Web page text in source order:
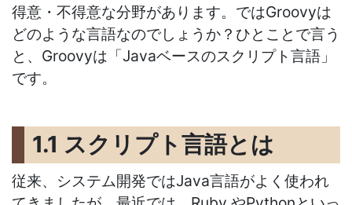
得意・不得意な分野があります。ではGroovyは
どのような言語なのでしょうか？ひとことで言う
と、Groovyは「Javaベースのスクリプト言語」
です。
1.1 スクリプト言語とは
従来、システム開発ではJava言語がよく使われ